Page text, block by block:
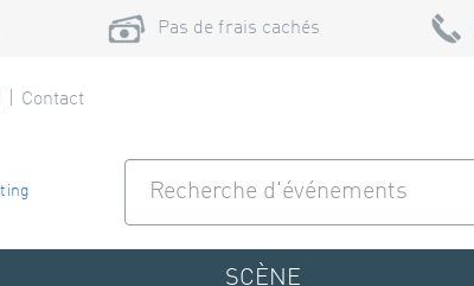
Pas de frais cachés
Contact
SCÈNE